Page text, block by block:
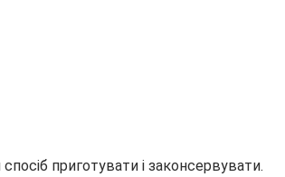
приготувати і законсервувати.